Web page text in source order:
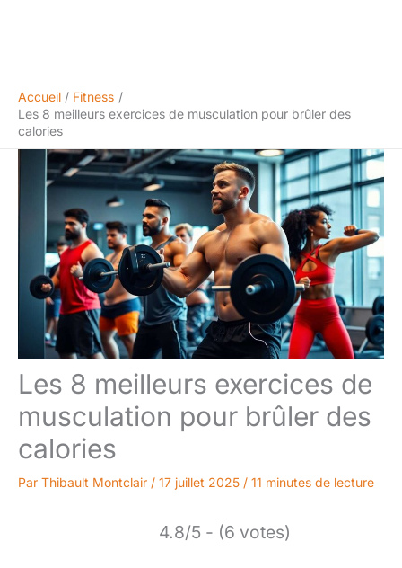
Accueil
Fitness
Les 8 meilleurs exercices de musculation pour brûler des
calories
Les 8 meilleurs exercices de
musculation pour brûler des
calories
Par Thibault Montclair / 17 juillet 2025 / 11 minutes de lecture
4.8/5 - (6 votes)